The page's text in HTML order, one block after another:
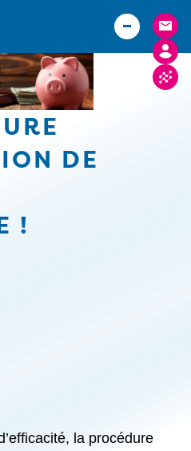
DE
!
la procédure